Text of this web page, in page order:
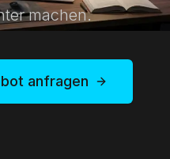
machen.
anfragen